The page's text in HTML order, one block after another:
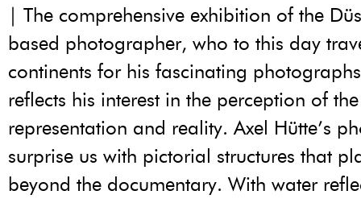
| The comprehensive exhibition of the
based photographer, who to this day
continents for his fascinating
reflects his interest in the perception of
representation and reality. Axel Hütte’s
surprise us with pictorial structures that
beyond the documentary. With water